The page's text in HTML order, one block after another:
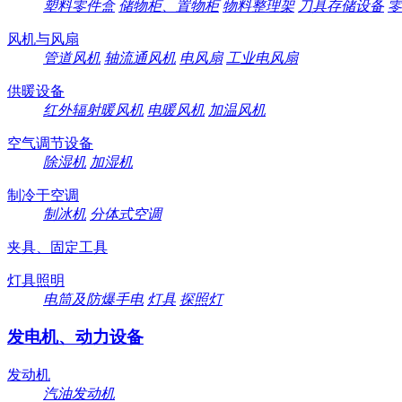
塑料零件盒 储物柜、置物柜 物料整理架 刀具存储设备
风机与风扇
管道风机 轴流通风机 电风扇 工业电风扇
供暖设备
红外辐射暖风机 电暖风机 加温风机
空气调节设备
除湿机 加湿机
制冷于空调
制冰机 分体式空调
夹具、固定工具
灯具照明
电筒及防爆手电 灯具 探照灯
发电机、动力设备
发动机
汽油发动机